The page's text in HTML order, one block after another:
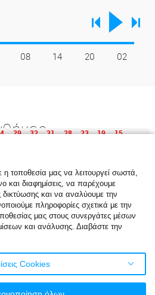
08 14 20 02
29 32 31 28 23 19
15
μηνιαία μέση θερμοκρασία. Η κόκκινη
ενώ η μπλε γραμμή είναι η
μπλε στήλες δείχνουν τον μέσο όρο
το τελευταίο εικοσιτετράωρο μέρα
η βροχή είναι πάνω από ένα χιλιοστό.
βασίζονται σε δεδομένα του
τοποθεσία μας να λειτουργεί σωστά,
και διαφημίσεις, να παρέχουμε
δικτύωσης και να αναλύουμε την
πληροφορίες σχετικά με την
μας στους συνεργάτες μέσων
και ανάλυσης. Διαβάστε την
Cookies